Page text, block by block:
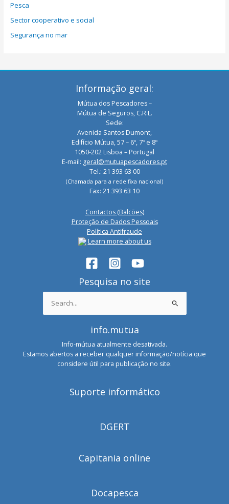
Pesca
Sector cooperativo e social
Segurança no mar
Informação geral:
Mútua dos Pescadores –
Mútua de Seguros, C.R.L.
Sede:
Avenida Santos Dumont,
Edifício Mútua, 57 – 6º, 7º e 8º
1050-202 Lisboa – Portugal
E-mail: geral@mutuapescadores.pt
Tel.: 21 393 63 00
(Chamada para a rede fixa nacional)
Fax: 21 393 63 10
Contactos (Balcões)
Proteção de Dados Pessoais
Política Antifraude
Learn more about us
Pesquisa no site
Search
for:
info.mutua
Info-mútua atualmente desativada.
Estamos abertos a receber qualquer informação/notícia que
considere útil para publicação no site.
Suporte informático
DGERT
Capitania online
Docapesca